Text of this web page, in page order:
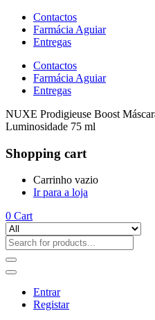
Contactos
Farmácia Aguiar
Entregas
Contactos
Farmácia Aguiar
Entregas
NUXE Prodigieuse Boost
Luminosidade 75 ml
Shopping cart
Carrinho vazio
Ir para a loja
0 Cart
Entrar
Registar